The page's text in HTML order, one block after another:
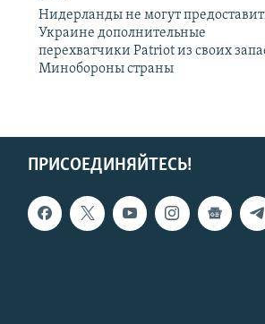
Нидерланды не могут
Украине дополнительные
перехватчики Patriot из своих
Минобороны страны
ПРИСОЕДИНЯЙТЕСЬ!